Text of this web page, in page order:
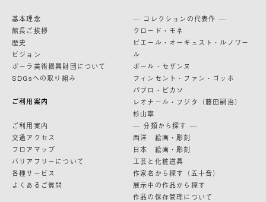
基本理念
館長ご挨拶
歴史
ビジョン
ポーラ美術振興財団について
SDGsへの取り組み
ご利用案内
ご利用案内
交通アクセス
フロアマップ
バリアフリーについて
各種サービス
よくあるご質問
— コレクションの代表作 —
クロード・モネ
ピエール・オーギュスト・ルノワー
ル
ポール・セザンヌ
フィンセント・ファン・ゴッホ
パブロ・ピカソ
レオナール・フジタ（藤田嗣治）
杉山寧
— 分類から探す —
西洋 絵画・彫刻
日本 絵画・彫刻
工芸と化粧道具
作家名から探す（五十音）
展示中の作品から探す
作品の保存管理について